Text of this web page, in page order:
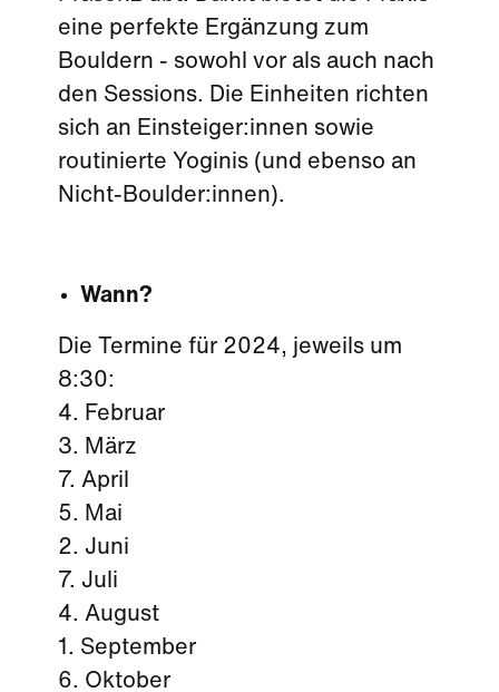
eine perfekte Ergänzung zum
Bouldern - sowohl vor als auch nach
den Sessions. Die Einheiten richten
sich an Einsteiger:innen sowie
routinierte Yoginis (und ebenso an
Nicht-Boulder:innen).
Wann?
Die Termine für 2024, jeweils um
8:30:
4. Februar
3. März
7. April
5. Mai
2. Juni
7. Juli
4. August
1. September
6. Oktober